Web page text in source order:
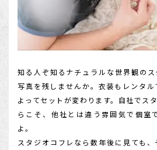
知る人ぞ知るナチュラルな世界観の
写真を残しませんか。衣装もレンタ
よってセットが変わります。自社でス
らこそ、他社とは違う雰囲気で個室
よ。
スタジオコフレなら数年後に見ても